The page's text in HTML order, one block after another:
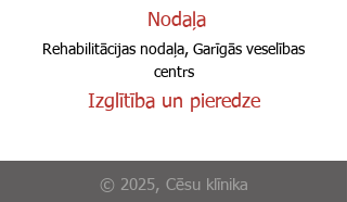
Nodaļa
Rehabilitācijas nodaļa, Garīgās veselības
centrs
Izglītība un pieredze
© 2025, Cēsu klīnika